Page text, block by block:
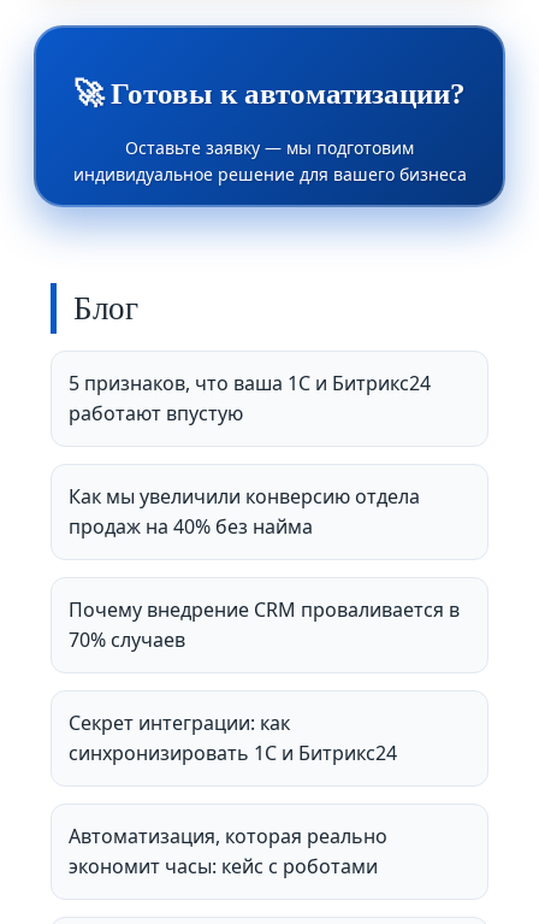
🚀 Готовы к автоматизации?
Оставьте заявку — мы подготовим
индивидуальное решение для вашего бизнеса
Блог
5 признаков, что ваша 1С и Битрикс24
работают впустую
Как мы увеличили конверсию отдела
продаж на 40% без найма
Почему внедрение CRM проваливается в
70% случаев
Секрет интеграции: как
синхронизировать 1С и Битрикс24
Автоматизация, которая реально
экономит часы: кейс с роботами